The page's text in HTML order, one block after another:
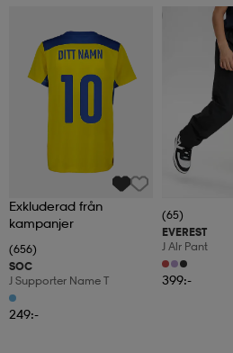
Exkluderad från
kampanjer
(656)
SOC
J Supporter Name T
249:-
Kampanj -25%
(65)
EVEREST
J Alr Pant
399:-